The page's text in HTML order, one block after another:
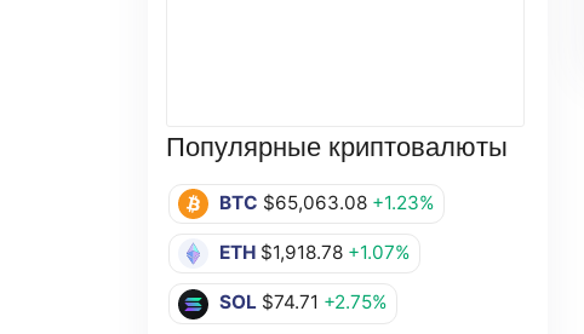
Популярные криптовалюты
BTC $65,063.08 +1.23%
ETH $1,918.78 +1.07%
SOL $74.71 +2.75%